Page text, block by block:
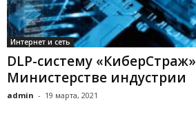
Интернет и сеть
DLP-систему
Министерстве индустрии
admin - 19 марта, 2021